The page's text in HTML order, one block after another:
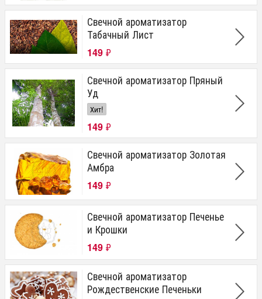
Свечной ароматизатор
Табачный Лист
149 ₽
Свечной ароматизатор Пряный
Уд
Хит!
149 ₽
Свечной ароматизатор Золотая
Амбра
149 ₽
Свечной ароматизатор Печенье
и Крошки
149 ₽
Свечной ароматизатор
Рождественские Печеньки